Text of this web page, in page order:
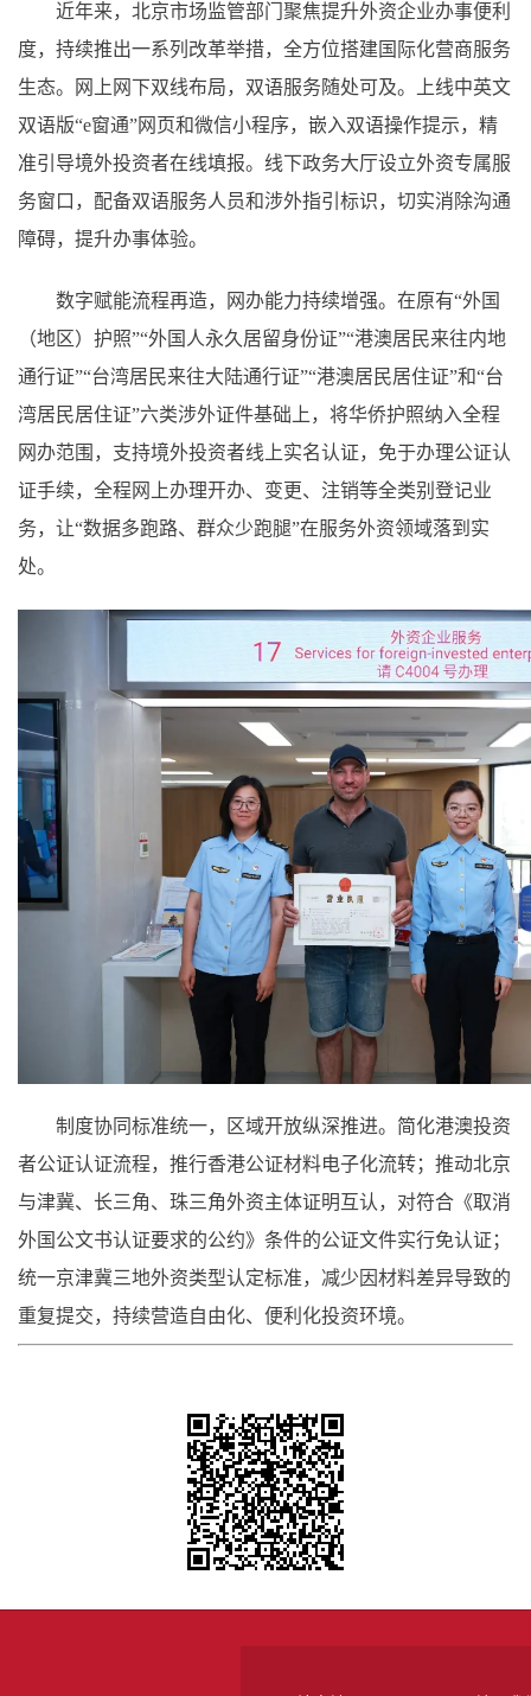
近年来，北京市场监管部门聚焦提升外资企业办事便利
度，持续推出一系列改革举措，全方位搭建国际化营商服务
生态。网上网下双线布局，双语服务随处可及。上线中英文
双语版“e窗通”网页和微信小程序，嵌入双语操作提示，精
准引导境外投资者在线填报。线下政务大厅设立外资专属服
务窗口，配备双语服务人员和涉外指引标识，切实消除沟通
障碍，提升办事体验。
数字赋能流程再造，网办能力持续增强。在原有“外国
（地区）护照”“外国人永久居留身份证”“港澳居民来往内地
通行证”“台湾居民来往大陆通行证”“港澳居民居住证”和“台
湾居民居住证”六类涉外证件基础上，将华侨护照纳入全程
网办范围，支持境外投资者线上实名认证，免于办理公证认
证手续，全程网上办理开办、变更、注销等全类别登记业
务，让“数据多跑路、群众少跑腿”在服务外资领域落到实
处。
制度协同标准统一，区域开放纵深推进。简化港澳投资
者公证认证流程，推行香港公证材料电子化流转；推动北京
与津冀、长三角、珠三角外资主体证明互认，对符合《取消
外国公文书认证要求的公约》条件的公证文件实行免认证；
统一京津冀三地外资类型认定标准，减少因材料差异导致的
重复提交，持续营造自由化、便利化投资环境。